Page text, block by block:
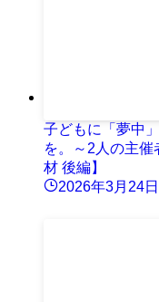
子どもに「夢中
を。～2人の主
材 後編】
2026年3月24日